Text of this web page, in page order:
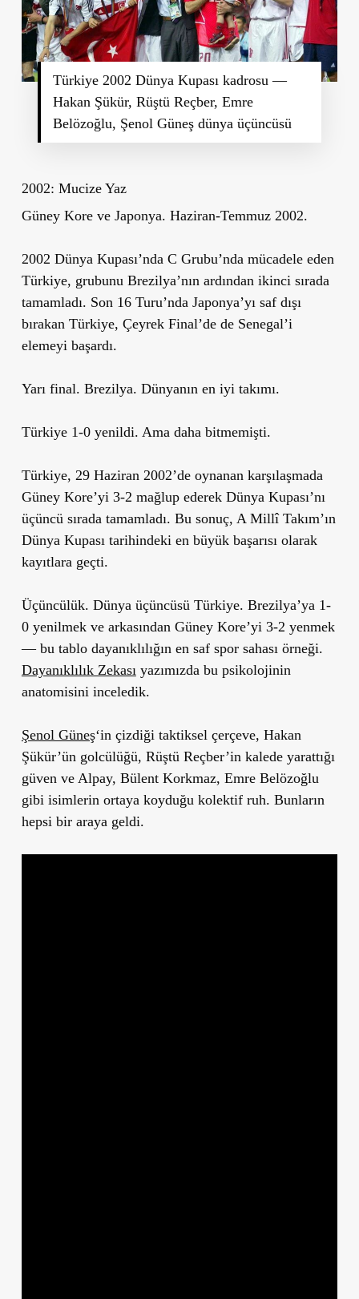
Türkiye 2002 Dünya Kupası kadrosu —
Hakan Şükür, Rüştü Reçber, Emre
Belözoğlu, Şenol Güneş dünya üçüncüsü
2002: Mucize Yaz
Güney Kore ve Japonya. Haziran-Temmuz 2002.
2002 Dünya Kupası’nda C Grubu’nda mücadele eden
Türkiye, grubunu Brezilya’nın ardından ikinci sırada
tamamladı. Son 16 Turu’nda Japonya’yı saf dışı
bırakan Türkiye, Çeyrek Final’de de Senegal’i
elemeyi başardı.
Yarı final. Brezilya. Dünyanın en iyi takımı.
Türkiye 1-0 yenildi. Ama daha bitmemişti.
Türkiye, 29 Haziran 2002’de oynanan karşılaşmada
Güney Kore’yi 3-2 mağlup ederek Dünya Kupası’nı
üçüncü sırada tamamladı. Bu sonuç, A Millî Takım’ın
Dünya Kupası tarihindeki en büyük başarısı olarak
kayıtlara geçti.
Üçüncülük. Dünya üçüncüsü Türkiye. Brezilya’ya 1-
0 yenilmek ve arkasından Güney Kore’yi 3-2 yenmek
— bu tablo dayanıklılığın en saf spor sahası örneği.
Dayanıklılık Zekası yazımızda bu psikolojinin
anatomisini inceledik.
Şenol Güneş‘in çizdiği taktiksel çerçeve, Hakan
Şükür’ün golcülüğü, Rüştü Reçber’in kalede yarattığı
güven ve Alpay, Bülent Korkmaz, Emre Belözoğlu
gibi isimlerin ortaya koyduğu kolektif ruh. Bunların
hepsi bir araya geldi.